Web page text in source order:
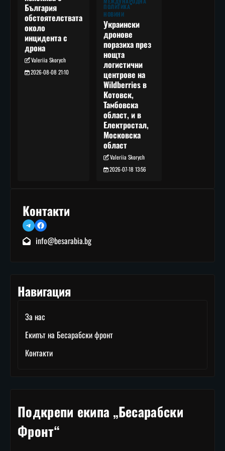
България
обстоятелствата
около
инцидента с
дрона
Valeriia Skorych
2026-08-08 21:10
ПОЛИТИКА
НОВИНИ
Украински
дронове
поразиха през
нощта
логистични
центрове на
Wildberries в
Котовск,
Тамбовска
област, и в
Електростал,
Московска
област
Valeriia Skorych
2026-07-18 13:56
Контакти
TelegramFacebook
info@besarabia.bg
Навигация
За нас
Екипът на Бесарабски фронт
Контакти
Подкрепи екипа „Бесарабски
Фронт“